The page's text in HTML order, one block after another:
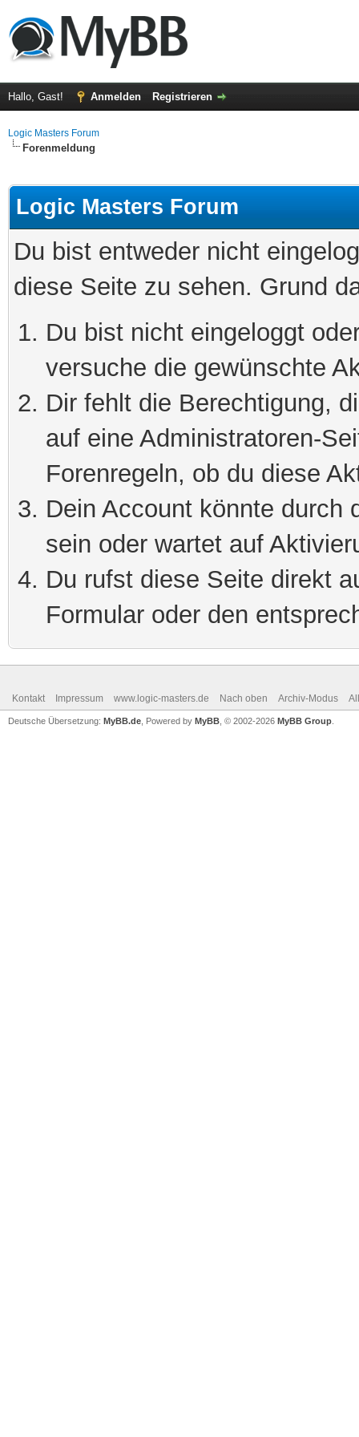
Hallo, Gast! Anmelden Registrieren
Logic Masters Forum
Forenmeldung
Logic Masters Forum
Du bist entweder nicht
diese Seite zu sehen. Grund
Du bist nicht eingeloggt
versuche die gewünschte
Dir fehlt die Berechtigung,
auf eine Administratoren-
Forenregeln, ob du diese
Dein Account könnte durch
sein oder wartet auf
Du rufst diese Seite direkt
Formular oder den
Kontakt Impressum www.logic-masters.de Nach oben Archiv-Modus
Deutsche Übersetzung: MyBB.de , Powered by MyBB , © 2002-2026 MyBB Group